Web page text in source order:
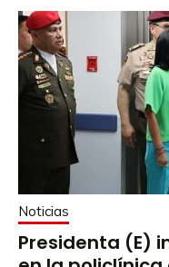
Noticias
Presidenta (E)